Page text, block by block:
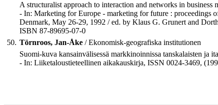
A structuralist approach to interaction and networks in
- In: Marketing for Europe - marketing for future : proceedings
Denmark, May 26-29, 1992 / ed. by Klaus G. Grunert and
ISBN 87-89695-07-0
50. Törnroos, Jan-Åke / Ekonomisk-geografiska institutionen
Suomi-kuva kansainvälisessä markkinoinnissa tanskalaisten ja
- In: Liiketaloustieteellinen aikakauskirja, ISSN 0024-3469,